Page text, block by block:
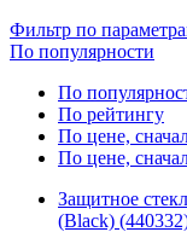
Фильтр по
По популярности
По
По рейтингу
По цене,
По цене,
Защитное
(Black)